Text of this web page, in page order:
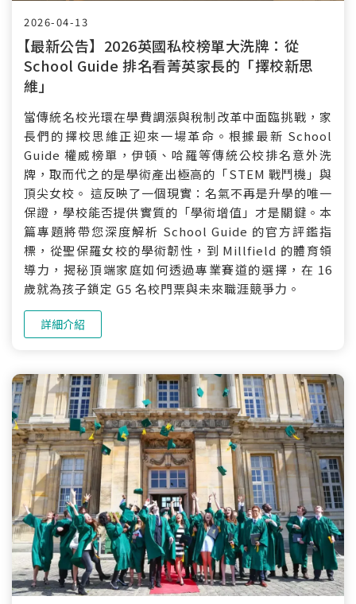
2026-04-13
【最新公告】 2026英國私校榜單大洗牌：從
School Guide 排名看菁英家長的「擇校新思
維」
當傳統名校光環在學費調漲與稅制改革中面臨挑戰，家
長們的擇校思維正迎來一場革命。根據最新 School
Guide 權威榜單，伊頓、哈羅等傳統公校排名意外洗
牌，取而代之的是學術產出極高的「STEM 戰鬥機」與
頂尖女校。 這反映了一個現實：名氣不再是升學的唯一
保證，學校能否提供實質的「學術增值」才是關鍵。本
篇專題將帶您深度解析 School Guide 的官方評鑑指
標，從聖保羅女校的學術韌性，到 Millfield 的體育領
導力，揭秘頂端家庭如何透過專業賽道的選擇，在 16
歲就為孩子鎖定 G5 名校門票與未來職涯競爭力。
詳細介紹